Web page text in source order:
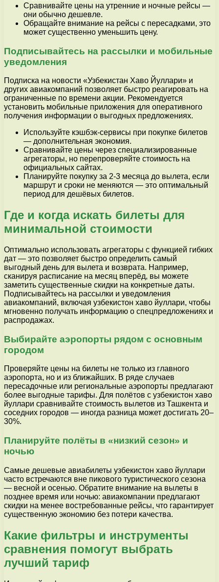
Сравнивайте цены на утренние и ночные рейсы —
они обычно дешевле.
Обращайте внимание на рейсы с пересадками, это
может существенно уменьшить цену.
Подписывайтесь на рассылки и мобильные
уведомления
Подписка на новости «Узбекистан Хаво Йуллари» и
других авиакомпаний позволяет быстро реагировать на
ограниченные по времени акции. Рекомендуется
установить мобильные приложения для оперативного
получения информации о выгодных предложениях.
Используйте кэшбэк-сервисы при покупке билетов
— дополнительная экономия.
Сравнивайте цены через специализированные
агрегаторы, но перепроверяйте стоимость на
официальных сайтах.
Планируйте покупку за 2-3 месяца до вылета, если
маршрут и сроки не меняются — это оптимальный
период для дешёвых билетов.
Где и когда искать билеты для
минимальной стоимости
Оптимально использовать агрегаторы с функцией гибких
дат — это позволяет быстро определить самый
выгодный день для вылета и возврата. Например,
сканируя расписание на месяц вперёд, вы можете
заметить существенные скидки на конкретные даты.
Подписывайтесь на рассылки и уведомления
авиакомпаний, включая узбекистон хаво йуллари, чтобы
мгновенно получать информацию о спецпредложениях и
распродажах.
Выбирайте аэропорты рядом с основным
городом
Проверяйте цены на билеты не только из главного
аэропорта, но и из ближайших. В ряде случаев
пересадочные или региональные аэропорты предлагают
более выгодные тарифы. Для полётов с узбекистон хаво
йуллари сравнивайте стоимость вылетов из Ташкента и
соседних городов — иногда разница может достигать 20–
30%.
Планируйте полёты в «низкий сезон» и
ночью
Самые дешевые авиабилеты узбекистон хаво йуллари
часто встречаются вне пикового туристического сезона
— весной и осенью. Обратите внимание на вылеты в
позднее время или ночью: авиакомпании предлагают
скидки на менее востребованные рейсы, что гарантирует
существенную экономию без потери качества.
Какие фильтры и инструменты
сравнения помогут выбрать
лучший тариф